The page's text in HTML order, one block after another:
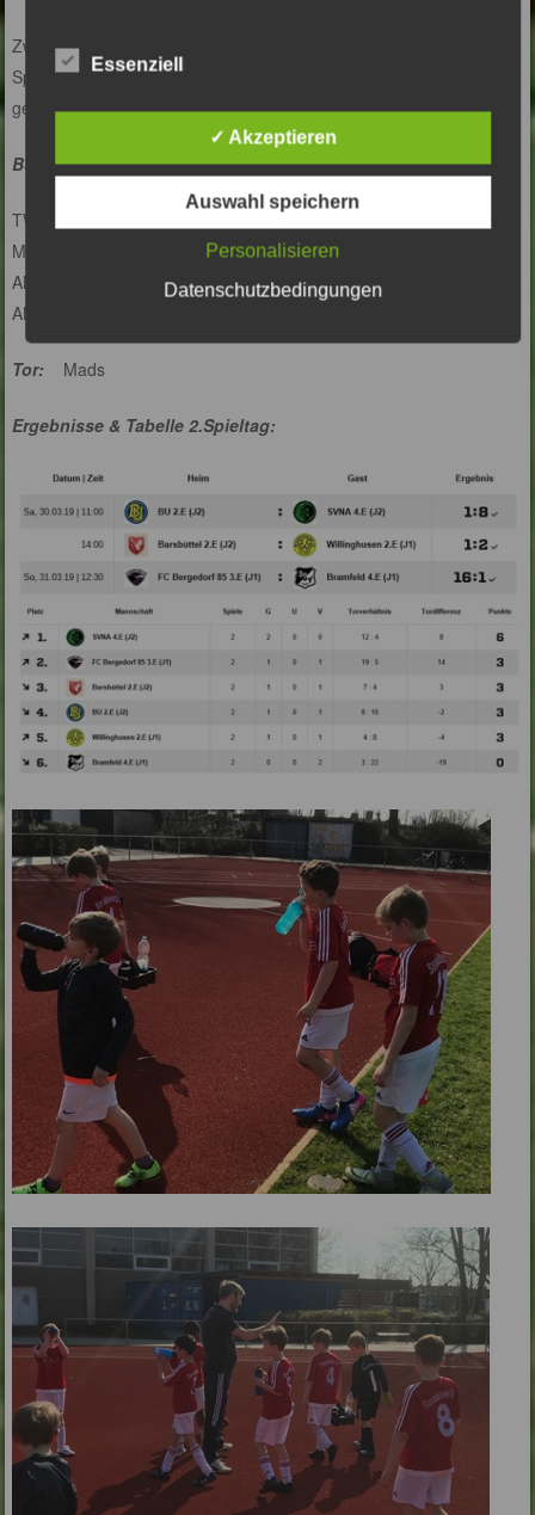
Zwei Mannschaften auf Augenhöhe. Wie schon die letzten Spiele
Spannung pur, und am Ende gewinnt Willinghusen. Immer wieder
gern gesehene Gäste und angenehme Gästefans.
BSV-Aufstellung:
TW: Timo
MF: Bennit, Devin, Mads, Mathis
ABW: Elia, Henri, Mohes
ANG: Ole
Tor: Mads
Ergebnisse & Tabelle 2.Spieltag:
Essenziell
✓ Akzeptieren
Auswahl speichern
Personalisieren
Datenschutzbedingungen